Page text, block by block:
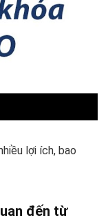
lợi ích, bao
đến từ